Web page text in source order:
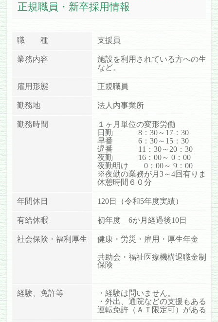
正規職員・新卒採用情報
職 種 支援員
業務内容
施設を利用されている方への生活
など。
雇用形態 正規職員
勤務地 法人内事業所
勤務時間
１ヶ月単位の変形労働
日勤 8：30～17：30
早番 6：30～15：30
遅番 11：30～20：30
夜勤 16：00～ 0：00
夜勤明け 0：00～ 9：00
※夜勤の業務が月3～4回有ります
休憩時間６０分
年間休日 120日（令和5年度実績）
有給休暇 初年度 6か月経過後10日
社会保険・福利厚生 健康・労災・雇用・厚生年金
共助会・福祉医療機構退職金制度
保険
経験、 免許等
・経験は問いません。
・外出、通院などの支援もあるた
運転免許（ＡＴ限定可） があると